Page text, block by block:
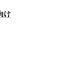
け